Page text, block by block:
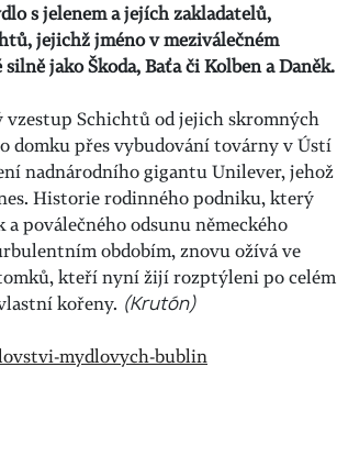
s jelenem a jejích zakladatelů,
jejichž jméno v meziválečném
jako Škoda, Baťa či Kolben a Daněk.
Schichtů od jejich skromných
domku přes vybudování továrny v Ústí
nadnárodního gigantu Unilever, jehož
Historie rodinného podniku, který
poválečného odsunu německého
obdobím, znovu ožívá ve
kteří nyní žijí rozptýleni po celém
kořeny. (Krutón)
mydlovych-bublin